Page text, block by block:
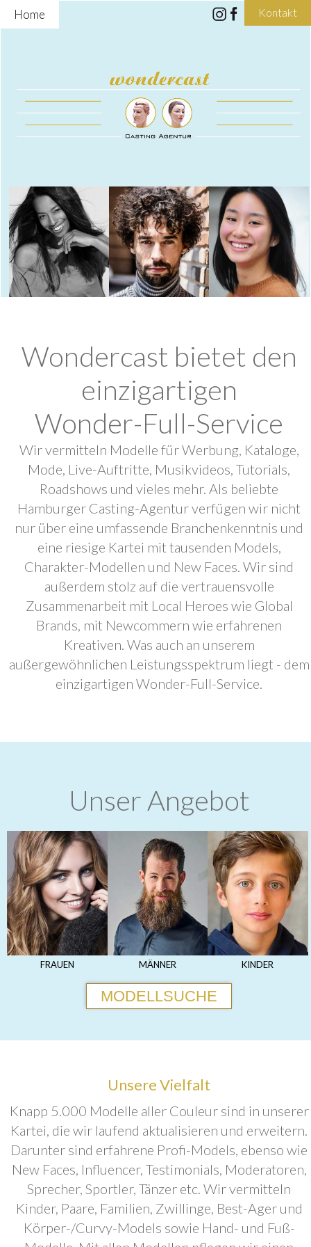
Home Kontakt
Wondercast bietet den
einzigartigen
Wonder-Full-Service
Wir vermitteln Modelle für Werbung, Kataloge,
Mode, Live-Auftritte, Musikvideos, Tutorials,
Roadshows und vieles mehr. Als beliebte
Hamburger Casting-Agentur verfügen wir nicht
nur über eine umfassende Branchenkenntnis und
eine riesige Kartei mit tausenden Models,
Charakter-Modellen und New Faces. Wir sind
außerdem stolz auf die vertrauensvolle
Zusammenarbeit mit Local Heroes wie Global
Brands, mit Newcommern wie erfahrenen
Kreativen. Was auch an unserem
außergewöhnlichen Leistungsspektrum liegt - dem
einzigartigen Wonder-Full-Service.
Unser Angebot
FRAUEN MÄNNER KINDER
MODELLSUCHE
Unsere Vielfalt
Knapp 5.000 Modelle aller Couleur sind in unserer
Kartei, die wir laufend aktualisieren und erweitern.
Darunter sind erfahrene Profi-Models, ebenso wie
New Faces, Influencer, Testimonials, Moderatoren,
Sprecher, Sportler, Tänzer etc. Wir vermitteln
Kinder, Paare, Familien, Zwillinge, Best-Ager und
Körper-/Curvy-Models sowie Hand- und Fuß-